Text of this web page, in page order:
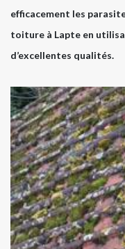
efficacement les
toiture à Lapte en
d’excellentes qualités.